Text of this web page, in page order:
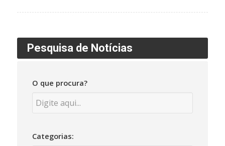
Pesquisa de Notícias
O que procura?
Categorias: